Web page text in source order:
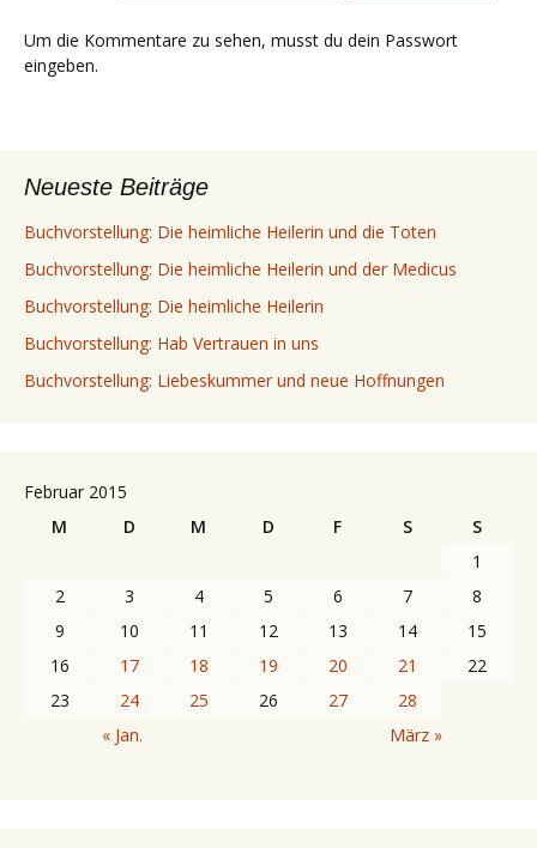
Um die Kommentare zu sehen, musst du dein Passwort
eingeben.
Neueste Beiträge
Buchvorstellung: Die heimliche Heilerin und die Toten
Buchvorstellung: Die heimliche Heilerin und der Medicus
Buchvorstellung: Die heimliche Heilerin
Buchvorstellung: Hab Vertrauen in uns
Buchvorstellung: Liebeskummer und neue Hoffnungen
Februar 2015
M
D M D F S
S
1
2
3 4 5 6 7
8
9
10 11 12 13 14
15
16
17 18 19 20 21
22
23
24 25 26 27
28
« Jan.
März »